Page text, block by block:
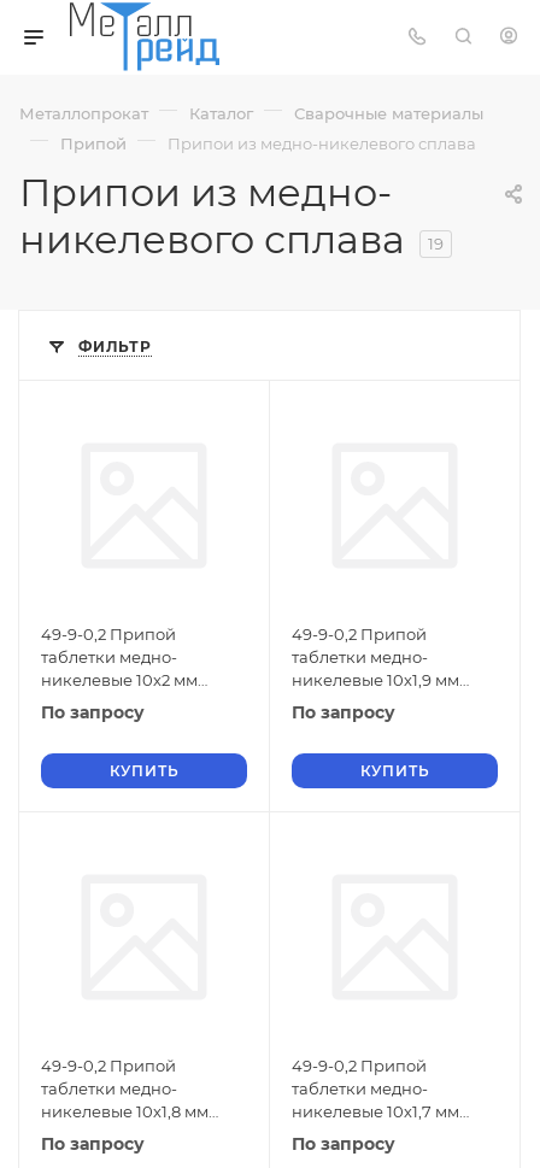
Металлопрокат — Каталог — Сварочные материалы
— Припой — Припои из медно-никелевого сплава
Припои из медно-
никелевого сплава
19
ФИЛЬТР
49-9-0,2 Припой
таблетки медно-
никелевые 10х2 мм
ЛНМц 49-9-0,2 1733-026-
17228138-2005
По запросу
КУПИТЬ
49-9-0,2 Припой
таблетки медно-
никелевые 10х1,9 мм
ЛНМц 49-9-0,2 1733-026-
17228138-2005
По запросу
КУПИТЬ
49-9-0,2 Припой
таблетки медно-
никелевые 10х1,8 мм
ЛНМц 49-9-0,2 1733-026-
17228138-2005
По запросу
49-9-0,2 Припой
таблетки медно-
никелевые 10х1,7 мм
ЛНМц 49-9-0,2 1733-026-
17228138-2005
По запросу